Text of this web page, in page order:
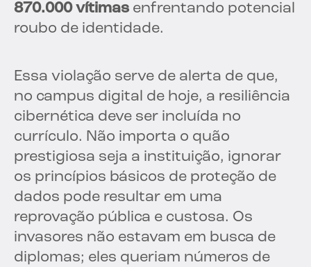
870.000 vítimas enfrentando potencial
roubo de identidade.
Essa violação serve de alerta de que,
no campus digital de hoje, a resiliência
cibernética deve ser incluída no
currículo. Não importa o quão
prestigiosa seja a instituição, ignorar
os princípios básicos de proteção de
dados pode resultar em uma
reprovação pública e custosa. Os
invasores não estavam em busca de
diplomas; eles queriam números de